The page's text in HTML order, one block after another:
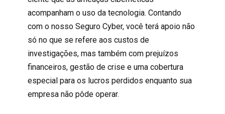
acompanham o uso da tecnologia. Contando
com o nosso Seguro Cyber, você terá apoio não
só no que se refere aos custos de
investigações, mas também com prejuízos
financeiros, gestão de crise e uma cobertura
especial para os lucros perdidos enquanto sua
empresa não pôde operar.